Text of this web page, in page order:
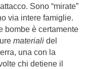
Sono “mirate”
via intere famiglie.
bombe è certamente
materialidel
una con la
chi detiene il